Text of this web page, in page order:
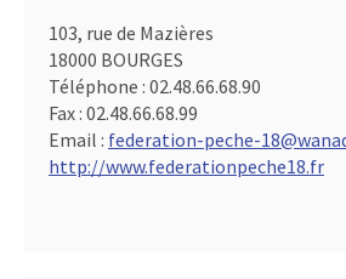
103, rue de Mazières
18000 BOURGES
Téléphone : 02.48.66.68.90
Fax : 02.48.66.68.99
Email : federation-peche-
http://www.federationpeche18.fr